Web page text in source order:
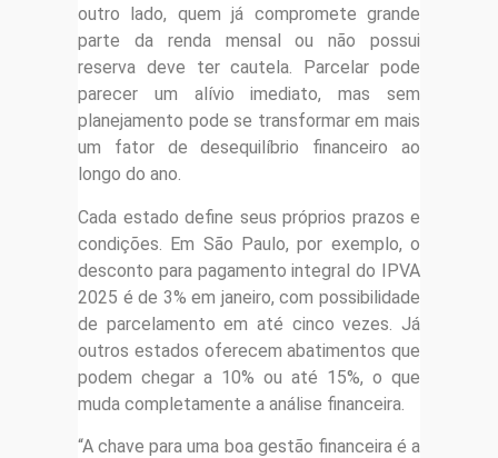
outro lado, quem já compromete grande
parte da renda mensal ou não possui
reserva deve ter cautela. Parcelar pode
parecer um alívio imediato, mas sem
planejamento pode se transformar em mais
um fator de desequilíbrio financeiro ao
longo do ano.
Cada estado define seus próprios prazos e
condições. Em São Paulo, por exemplo, o
desconto para pagamento integral do IPVA
2025 é de 3% em janeiro, com possibilidade
de parcelamento em até cinco vezes. Já
outros estados oferecem abatimentos que
podem chegar a 10% ou até 15%, o que
muda completamente a análise financeira.
“A chave para uma boa gestão financeira é a